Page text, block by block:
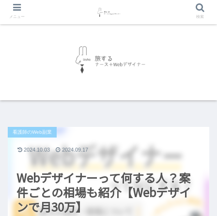
Webデザイナーって何する人？案
件ごとの相場も紹介【Webデザイ
ンで月30万】
看護師のWeb副業
2024.10.03 2024.09.17
メニュー 検索